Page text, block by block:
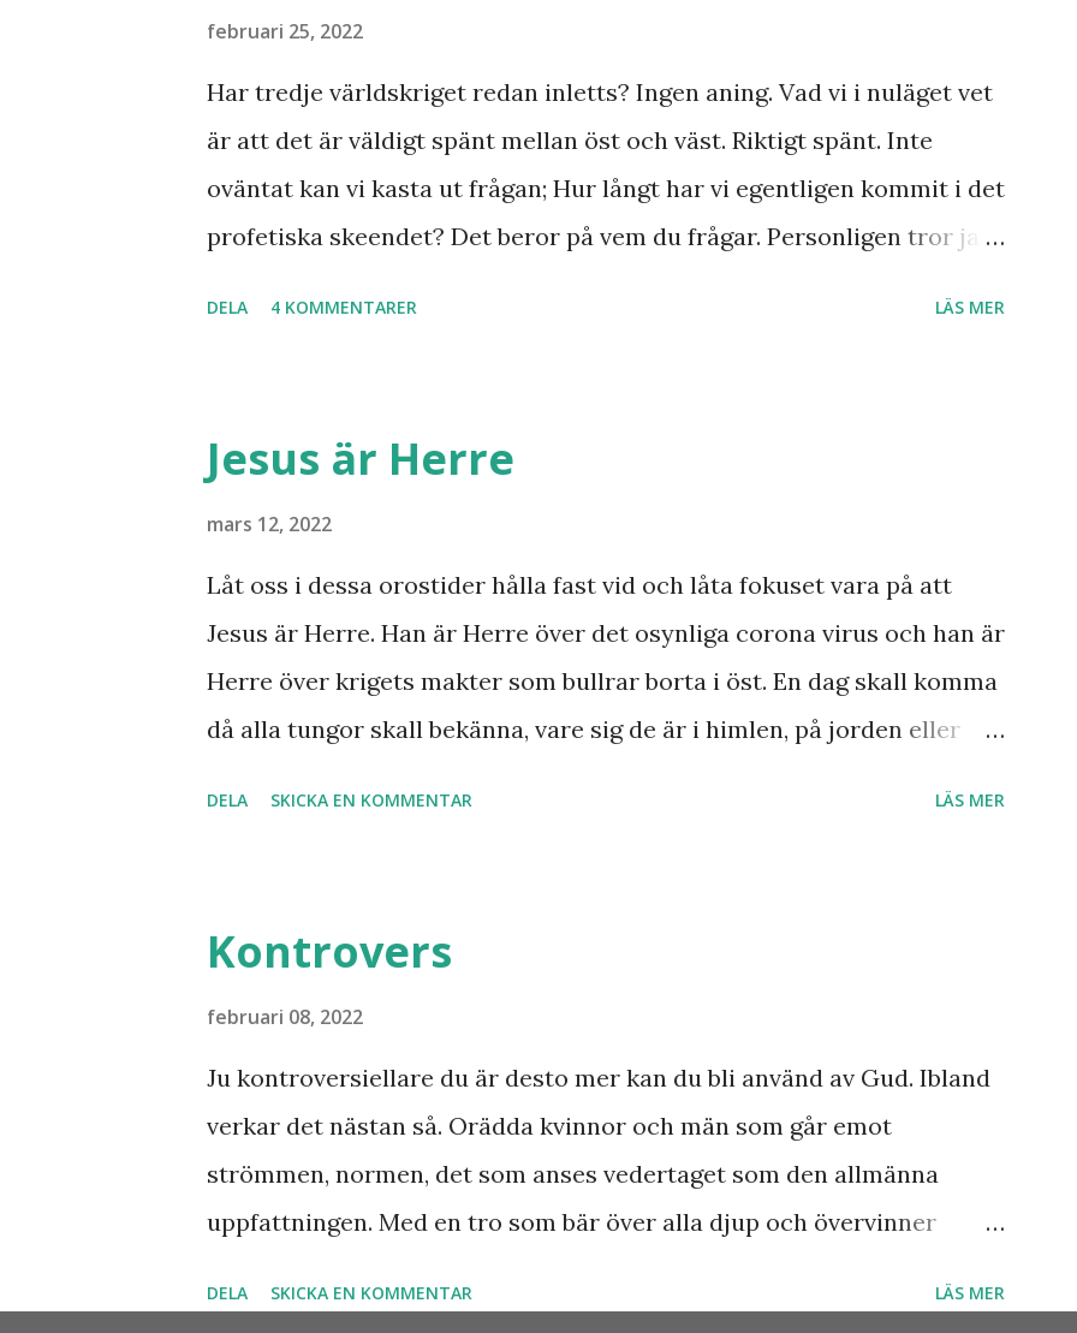
februari 25, 2022
Har tredje världskriget redan inletts? Ingen aning. Vad vi i nuläget vet
är att det är väldigt spänt mellan öst och väst. Riktigt spänt. Inte
oväntat kan vi kasta ut frågan; Hur långt har vi egentligen kommit i det
profetiska skeendet? Det beror på vem du frågar. Personligen tror jag
bryta ut någon koppling till dagens händelser? Frågor där vi anar ett
svar utan att kunna stadfästa ett svar med säkerhet.
Finnmarksprofeten och gudsmannen Anton Johanson såg många
syner och uppenbarelser som redan skedde under hans egen levnad.
Han dog 1928. Skandinavien har knappast haft någon profet av hans
kaliber när det gäller drömmar och syner som just denne fiskarbonde
DELA 4 KOMMENTARER LÄS MER
Jesus är Herre
mars 12, 2022
Låt oss i dessa orostider hålla fast vid och låta fokuset vara på att
Jesus är Herre. Han är Herre över det osynliga corona virus och han är
Herre över krigets makter som bullrar borta i öst. En dag skall komma
då alla tungor skall bekänna, vare sig de är i himlen, på jorden eller
DELA SKICKA EN KOMMENTAR LÄS MER
Kontrovers
februari 08, 2022
Ju kontroversiellare du är desto mer kan du bli använd av Gud. Ibland
verkar det nästan så. Orädda kvinnor och män som går emot
strömmen, normen, det som anses vedertaget som den allmänna
uppfattningen. Med en tro som bär över alla djup och övervinner
som vågade satsa? Som beslutade våga göra det som de brann för
DELA SKICKA EN KOMMENTAR LÄS MER